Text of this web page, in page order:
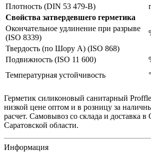
Плотность (DIN 53 479-B)
Свойства затвердевшего герметика
Окончательное удлинение при разрыве
(ISO 8339)
Твердость (по Шору А) (ISO 868)
Подвижность (ISO 11 600)
Температурная устойчивость
Герметик силиконовый санитарный
низкой цене оптом и в розницу за
расчет. Самовывоз со склада и доставка в
Саратовской области.
Информация